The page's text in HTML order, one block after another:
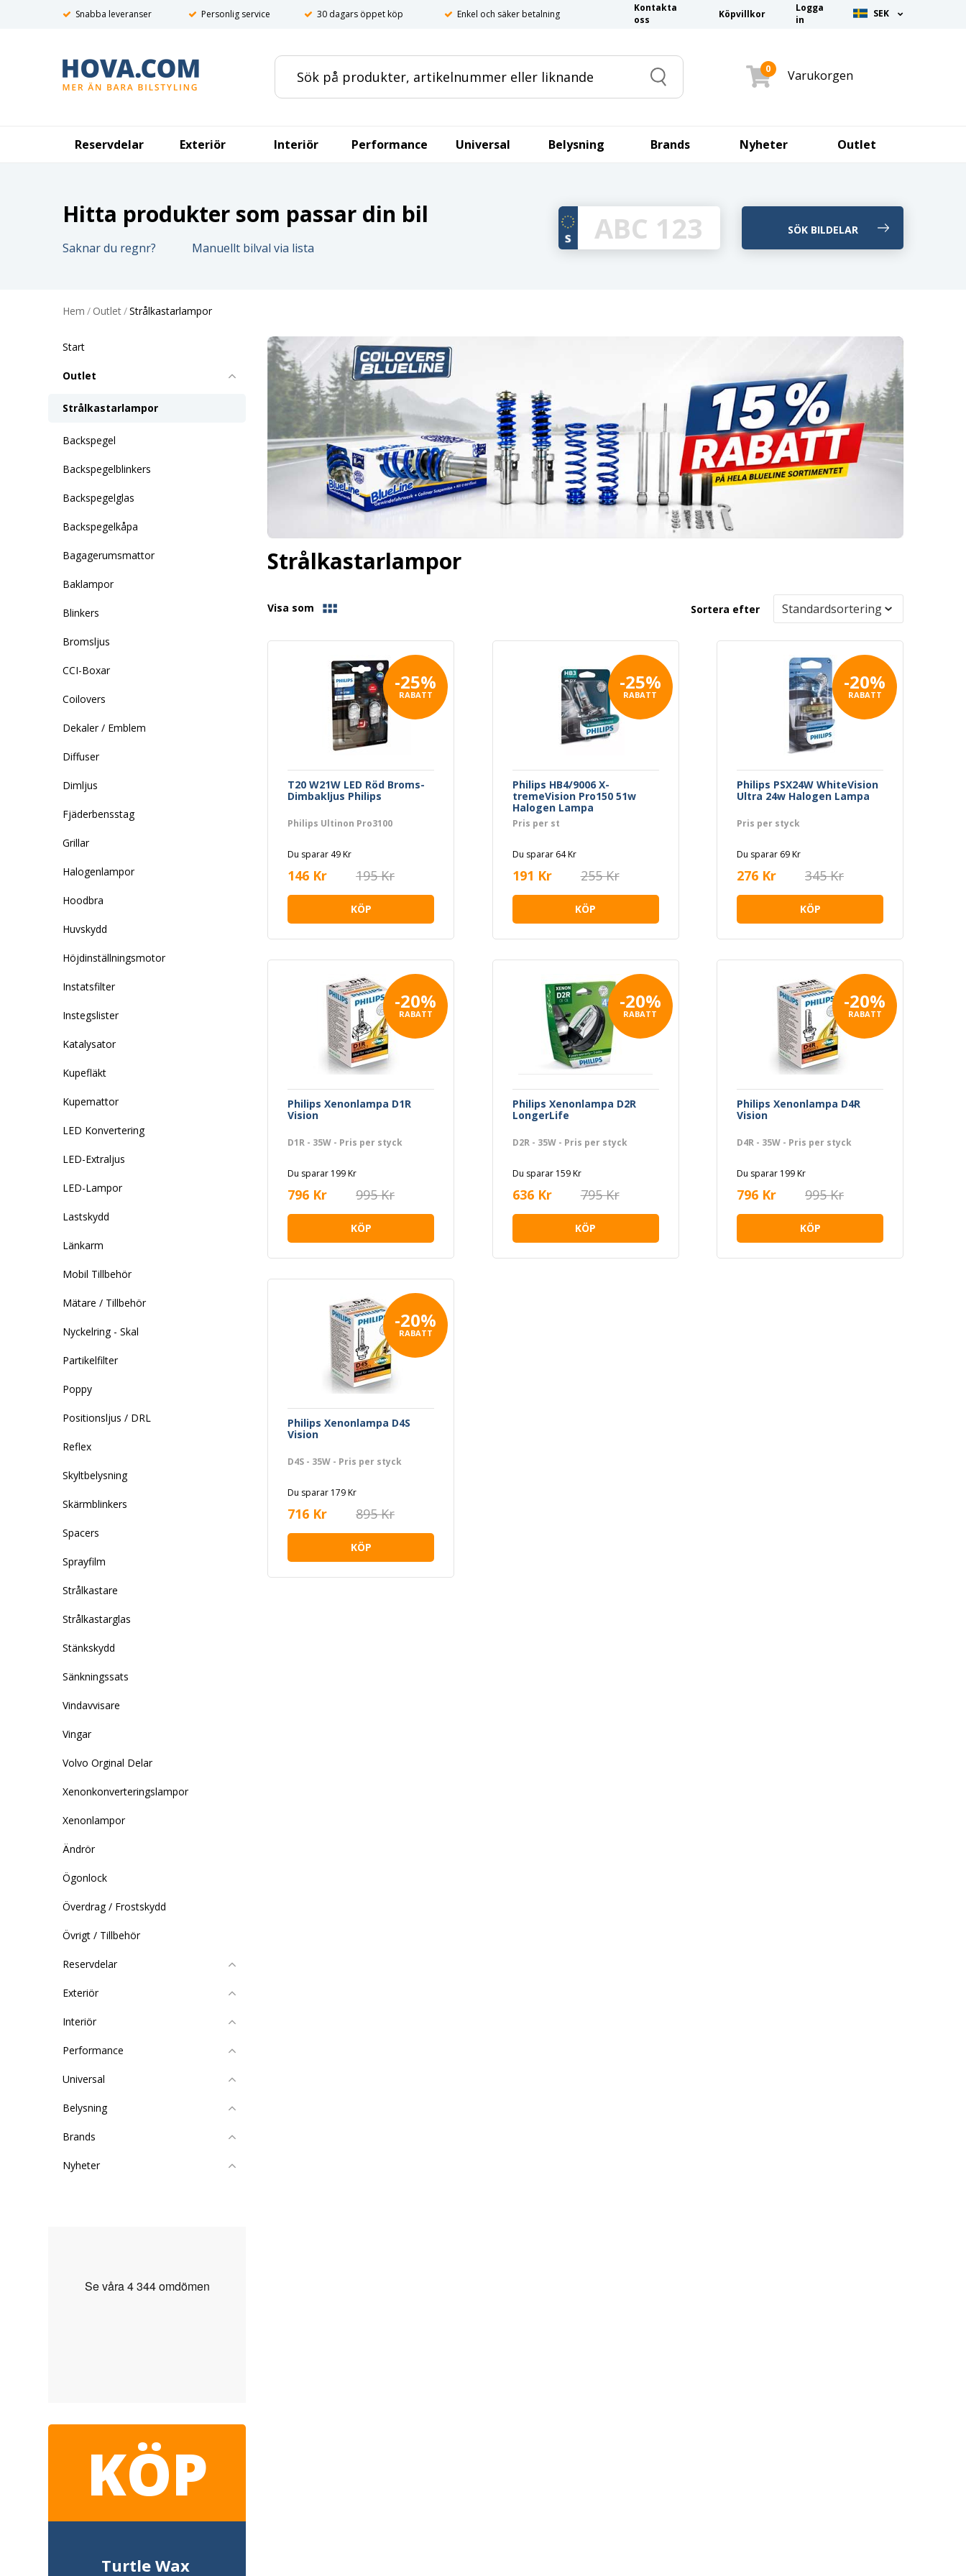
Snabba leveranser Personlig service 30 dagars öppet köp Enkel och säker betalning
Kontakta
oss
Köpvillkor
Logga
in
SEK
Search
0 Varukorgen
Reservdelar Exteriör Interiör Performance Universal Belysning Brands Nyheter Outlet
Hitta produkter som passar din bil
Saknar du regnr? Manuellt bilval via lista
Hem / Outlet/Strålkastarlampor
Start
Outlet
Strålkastarlampor
Backspegel
Backspegelblinkers
Backspegelglas
Backspegelkåpa
Bagagerumsmattor
Baklampor
Blinkers
Bromsljus
CCI-Boxar
Coilovers
Dekaler / Emblem
Diffuser
Dimljus
Fjäderbensstag
Grillar
Halogenlampor
Hoodbra
Huvskydd
Höjdinställningsmotor
Instatsfilter
Instegslister
Katalysator
Kupefläkt
Kupemattor
LED Konvertering
LED-Extraljus
LED-Lampor
Lastskydd
Länkarm
Mobil Tillbehör
Mätare / Tillbehör
Nyckelring - Skal
Partikelfilter
Poppy
Positionsljus / DRL
Reflex
Skyltbelysning
Skärmblinkers
Spacers
Sprayfilm
Strålkastare
Strålkastarglas
Stänkskydd
Sänkningssats
Vindavvisare
Vingar
Volvo Orginal Delar
Xenonkonverteringslampor
Xenonlampor
Ändrör
Ögonlock
Överdrag / Frostskydd
Övrigt / Tillbehör
Reservdelar
Exteriör
Interiör
Performance
Universal
Belysning
Brands
Nyheter
KÖP
Turtle Wax
Strålkastarlampor
Visa som Sortera efter
-25%
RABATT
T20 W21W LED Röd Broms-
Dimbakljus Philips
Philips Ultinon Pro3100
Du sparar 49 Kr
146 Kr 195 Kr
KÖP
-25%
RABATT
Philips HB4/9006 X-
tremeVision Pro150 51w
Halogen Lampa
Pris per st
Du sparar 64 Kr
191 Kr 255 Kr
KÖP
-20%
RABATT
Philips PSX24W WhiteVision
Ultra 24w Halogen Lampa
Pris per styck
Du sparar 69 Kr
276 Kr 345 Kr
KÖP
-20%
RABATT
Philips Xenonlampa D1R
Vision
D1R - 35W - Pris per styck
Du sparar 199 Kr
796 Kr 995 Kr
KÖP
-20%
RABATT
Philips Xenonlampa D2R
LongerLife
D2R - 35W - Pris per styck
Du sparar 159 Kr
636 Kr 795 Kr
KÖP
-20%
RABATT
Philips Xenonlampa D4R
Vision
D4R - 35W - Pris per styck
Du sparar 199 Kr
796 Kr 995 Kr
KÖP
-20%
RABATT
Philips Xenonlampa D4S
Vision
D4S - 35W - Pris per styck
Du sparar 179 Kr
716 Kr 895 Kr
KÖP